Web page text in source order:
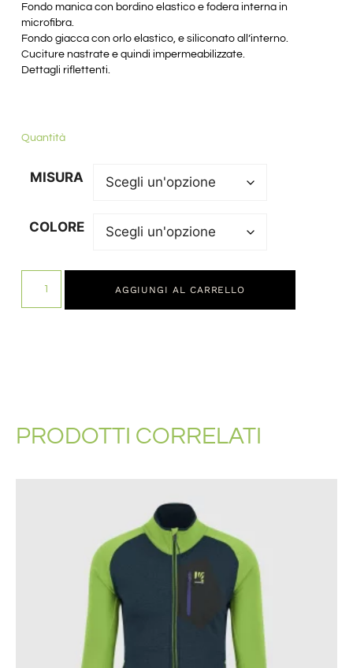
Fondo manica con bordino elastico e fodera interna in
microfibra.
Fondo giacca con orlo elastico, e siliconato all’interno.
Cuciture nastrate e quindi impermeabilizzate.
Dettagli riflettenti.
Quantità
MISURA
COLORE
AGGIUNGI AL CARRELLO
PRODOTTI CORRELATI